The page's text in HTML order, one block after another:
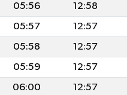
05:56 12:58
05:57 12:57
05:58 12:57
05:59 12:57
06:00 12:57